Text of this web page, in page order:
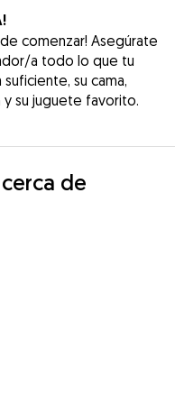
comenzar! Asegúrate
a todo lo que tu
su cama,
y su juguete favorito.
de